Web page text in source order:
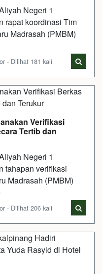
Negeri 1
rapat koordinasi Tim
Madrasah (PMBM)
- Dilihat 181 kali
Verifikasi
Tertib dan
Negeri 1
tahapan verifikasi
Madrasah (PMBM)
- Dilihat 206 kali